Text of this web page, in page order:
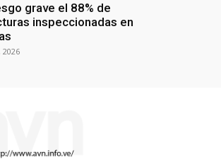
grave el 88% de
inspeccionadas en
2026